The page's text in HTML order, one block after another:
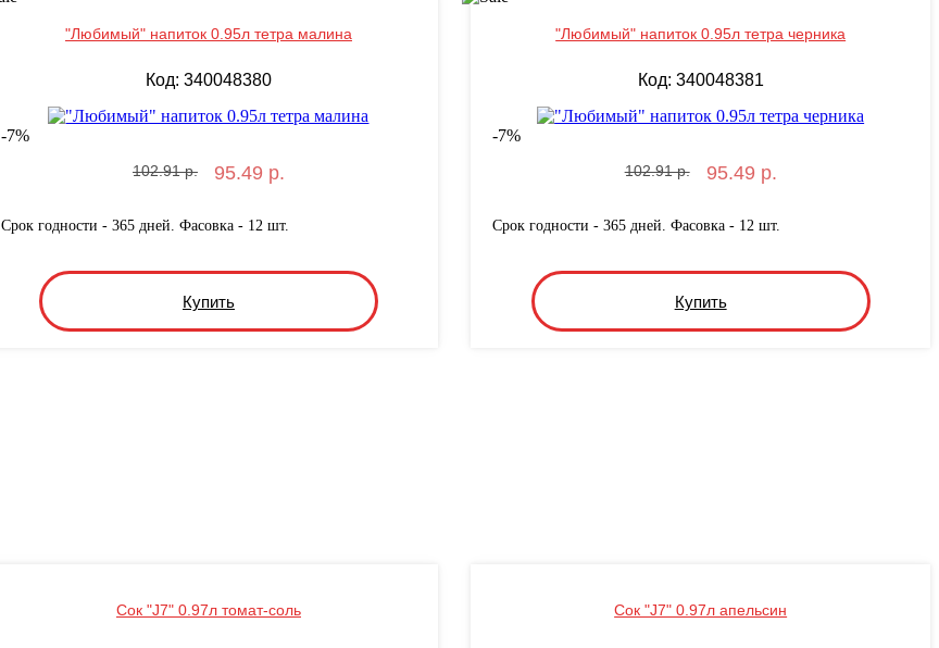
"Любимый" напиток 0.95л тетра малина
Код: 340048380
-7%
102.91 р. 95.49 р.
Срок годности - 365 дней. Фасовка - 12 шт.
Купить
"Любимый" напиток 0.95л тетра черника
Код: 340048381
-7%
102.91 р. 95.49 р.
Срок годности - 365 дней. Фасовка - 12 шт.
Купить
Сок "J7" 0.97л томат-соль Сок "J7" 0.97л апельсин